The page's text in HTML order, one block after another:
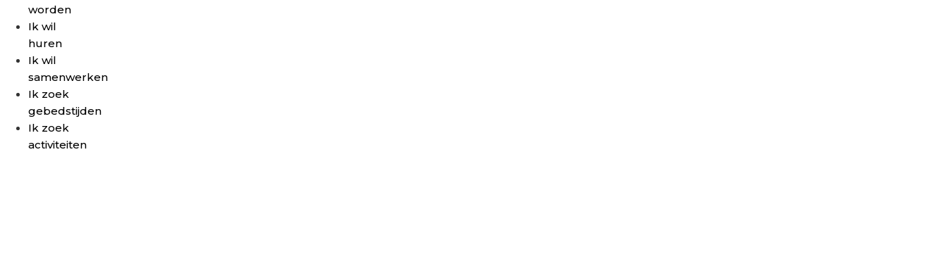
worden
Ik wil
huren
Ik wil
samenwerken
Ik zoek
gebedstijden
Ik zoek
activiteiten